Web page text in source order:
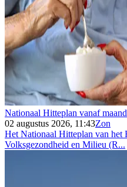
Nationaal Hitteplan vanaf
02 augustus 2026, 11:43Zon
Het Nationaal Hitteplan van het
Volksgezondheid en Milieu (R...